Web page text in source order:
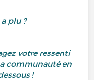
plu ?
votre ressenti
communauté en
!